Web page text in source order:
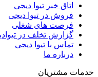
اتاق خبر تیوا دیجی
فروش در تیوا دیجی
فرصت های شغلی
گزارش تخلف در
تماس با تیوا دیجی
درباره ما
خدمات مشتریان